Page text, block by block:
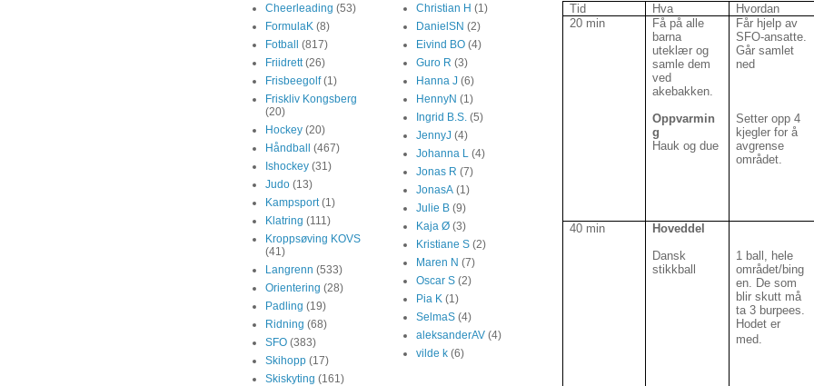
Tid Hva Hvordan
20 min
Få på alle
barna
uteklær og
samle dem
ved
akebakken.
Oppvarmin
g
Hauk og due
Får hjelp av
SFO-ansatte.
Går samlet
ned
Setter opp 4
kjegler for å
avgrense
området.
40 min
Hoveddel
Dansk
stikkball
1 ball, hele
området/bing
en. De som
blir skutt må
ta 3 burpees.
Hodet er
med.
Cheerleading (53)
FormulaK (8)
Fotball
(817)
Friidrett (26)
Frisbeegolf (1)
Friskliv Kongsberg
(20)
Hockey (20)
Håndball
(467)
Ishockey (31)
Judo (13)
Kampsport (1)
Klatring (111)
Kroppsøving KOVS
(41)
Langrenn (533)
Orientering (28)
Padling (19)
Ridning (68)
SFO (383)
Skihopp (17)
Skiskyting (161)
Christian H (1)
DanielSN (2)
Eivind BO (4)
Guro R (3)
Hanna J (6)
HennyN (1)
Ingrid B.S. (5)
JennyJ (4)
Johanna L (4)
Jonas R (7)
JonasA (1)
Julie B (9)
Kaja Ø (3)
Kristiane S (2)
Maren N (7)
Oscar S (2)
Pia K (1)
SelmaS (4)
aleksanderAV (4)
vilde k (6)